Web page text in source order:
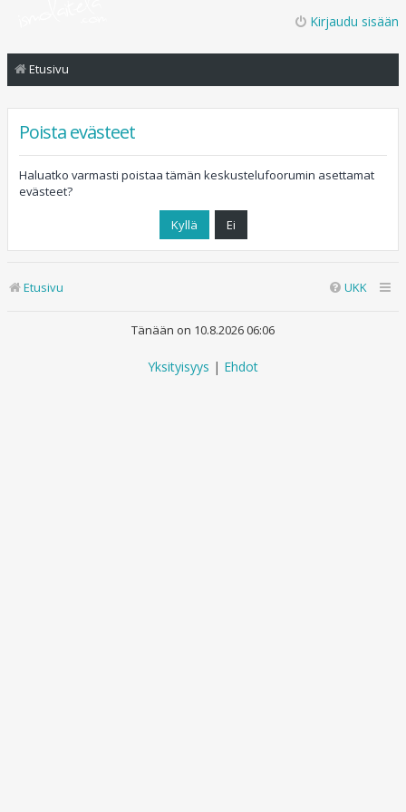
Kirjaudu sisään
Etusivu
Poista evästeet
Haluatko varmasti poistaa tämän keskustelufoorumin asettamat
evästeet?
Etusivu UKK
Tänään on 10.8.2026 06:06
Yksityisyys | Ehdot